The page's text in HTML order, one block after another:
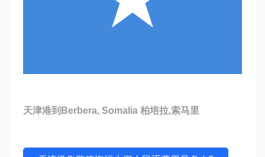
天津港到Berbera, Somalia 柏培拉,索马里